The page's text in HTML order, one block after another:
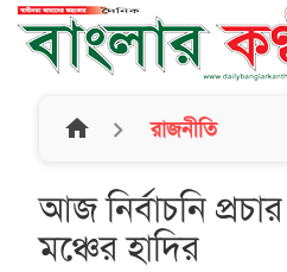
home রাজনীতি
আজ নির্বাচনি
মঞ্চের হাদির